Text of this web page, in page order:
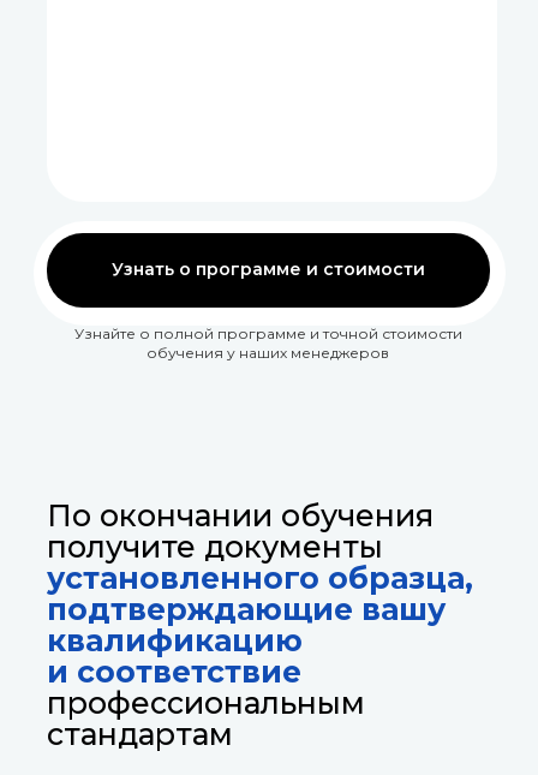
Узнать о программе и стоимости
Узнайте о полной программе и точной стоимости
обучения у наших менеджеров
По окончании обучения
получите документы
установленного образца,
подтверждающие вашу
квалификацию
и соответствие
профессиональным
стандартам